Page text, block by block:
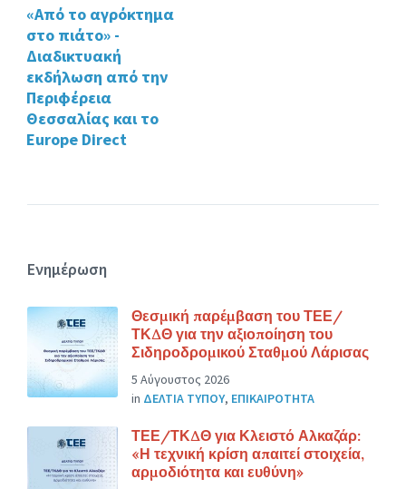
«Από το αγρόκτημα
στο πιάτο» -
Διαδικτυακή
εκδήλωση από την
Περιφέρεια
Θεσσαλίας και το
Europe Direct
Ενημέρωση
Θεσμική παρέμβαση του ΤΕΕ/
ΤΚΔΘ για την αξιοποίηση του
Σιδηροδρομικού Σταθμού Λάρισας
5 Αύγουστος 2026
in ΔΕΛΤΙΑ ΤΥΠΟΥ, ΕΠΙΚΑΙΡΟΤΗΤΑ
ΤΕΕ/ΤΚΔΘ για Κλειστό Αλκαζάρ:
«Η τεχνική κρίση απαιτεί στοιχεία,
αρμοδιότητα και ευθύνη»